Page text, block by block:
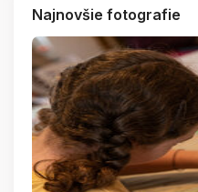
Najnovšie fotografie